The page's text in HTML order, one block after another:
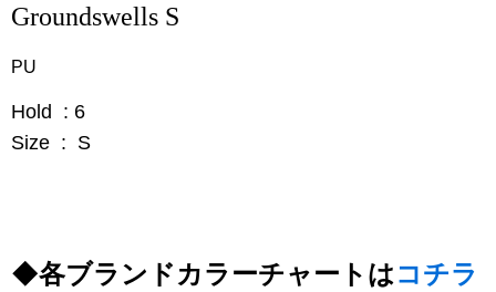
Groundswells S
PU
Hold : 6
Size : S
◆各ブランドカラーチャートはコチラ